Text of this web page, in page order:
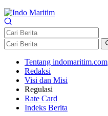
Tentang indomaritim.com
Redaksi
Visi dan Misi
Regulasi
Rate Card
Indeks Berita